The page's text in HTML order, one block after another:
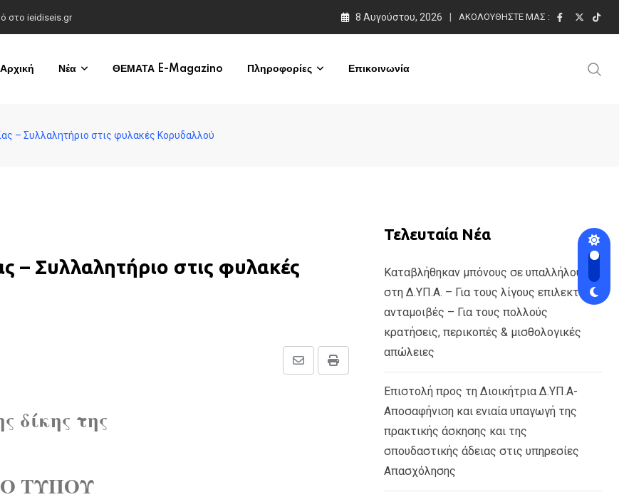
στο ieidiseis.gr 8 Αυγούστου, 2026 ΑΚΟΛΟΥΘΉΣΤΕ ΜΑΣ :
Αρχική Νέα ΘΕΜΑΤΑ E-Magazino Πληροφορίες Επικοινωνία
– Συλλαλητήριο στις φυλακές Κορυδαλλού
– Συλλαλητήριο στις φυλακές
Print
Share
δίκης της
ΤΥΠΟΥ
Τελευταία Νέα
Καταβλήθηκαν μπόνους σε υπαλλήλους
στη Δ.ΥΠ.Α. – Για τους λίγους επιλεκτικές
ανταμοιβές – Για τους πολλούς
κρατήσεις, περικοπές & μισθολογικές
απώλειες
Επιστολή προς τη Διοικήτρια Δ.ΥΠ.Α-
Αποσαφήνιση και ενιαία υπαγωγή της
πρακτικής άσκησης και της
σπουδαστικής άδειας στις υπηρεσίες
Απασχόλησης